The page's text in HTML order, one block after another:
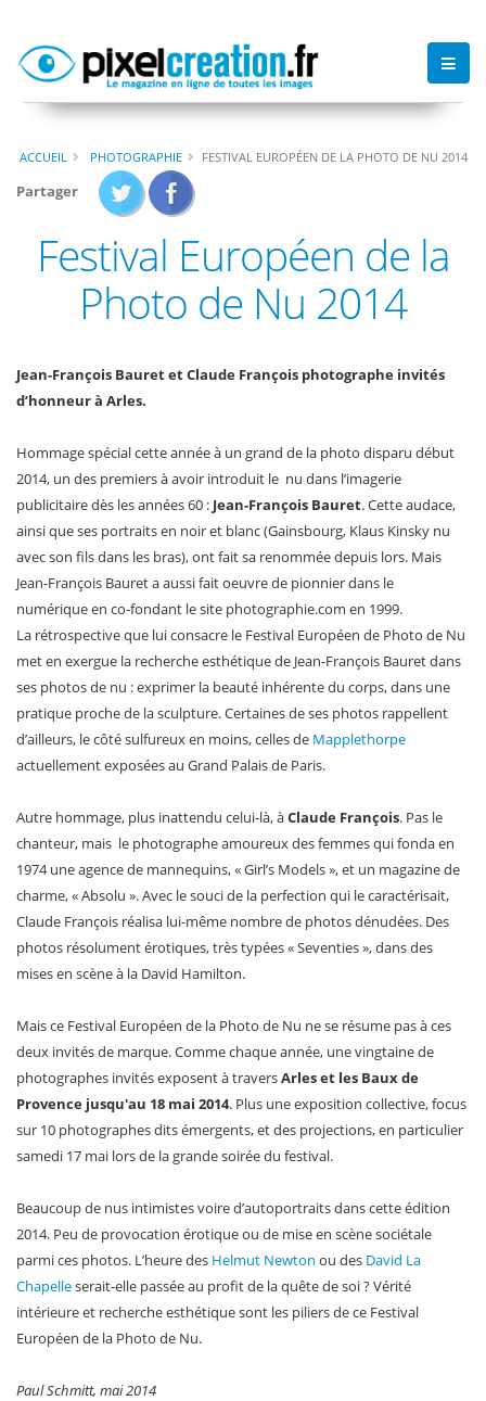
ACCUEIL PHOTOGRAPHIE FESTIVAL EUROPÉEN DE LA PHOTO DE NU 2014
Partager
Festival Européen de la
Photo de Nu 2014
Jean-François Bauret et Claude François photographe invités
d’honneur à Arles.
Hommage spécial cette année à un grand de la photo disparu début
2014, un des premiers à avoir introduit le nu dans l’imagerie
publicitaire dès les années 60 : Jean-François Bauret. Cette audace,
ainsi que ses portraits en noir et blanc (Gainsbourg, Klaus Kinsky nu
avec son fils dans les bras), ont fait sa renommée depuis lors. Mais
Jean-François Bauret a aussi fait oeuvre de pionnier dans le
numérique en co-fondant le site photographie.com en 1999.
La rétrospective que lui consacre le Festival Européen de Photo de Nu
met en exergue la recherche esthétique de Jean-François Bauret dans
ses photos de nu : exprimer la beauté inhérente du corps, dans une
pratique proche de la sculpture. Certaines de ses photos rappellent
d’ailleurs, le côté sulfureux en moins, celles de Mapplethorpe
actuellement exposées au Grand Palais de Paris.
Autre hommage, plus inattendu celui-là, àClaude François. Pas le
chanteur, mais le photographe amoureux des femmes qui fonda en
1974 une agence de mannequins, « Girl’s Models », et un magazine de
charme, « Absolu ». Avec le souci de la perfection qui le caractérisait,
Claude François réalisa lui-même nombre de photos dénudées. Des
photos résolument érotiques, très typées « Seventies », dans des
mises en scène à la David Hamilton.
Mais ce Festival Européen de la Photo de Nu ne se résume pas à ces
deux invités de marque. Comme chaque année, une vingtaine de
photographes invités exposent à traversArles et les Baux de
Provence jusqu'au 18 mai 2014. Plus une exposition collective, focus
sur 10 photographes dits émergents, et des projections, en particulier
samedi 17 mai lors de la grande soirée du festival.
Beaucoup de nus intimistes voire d’autoportraits dans cette édition
2014. Peu de provocation érotique ou de mise en scène sociétale
parmi ces photos. L’heure des Helmut Newton ou des David La
Chapelleserait-elle passée au profit de la quête de soi ? Vérité
intérieure et recherche esthétique sont les piliers de ce Festival
Européen de la Photo de Nu.
Paul Schmitt, mai 2014